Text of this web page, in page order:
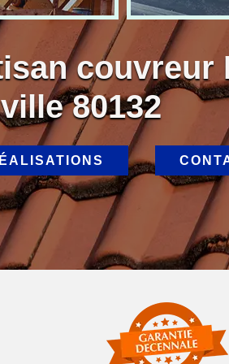
couvreur
80132